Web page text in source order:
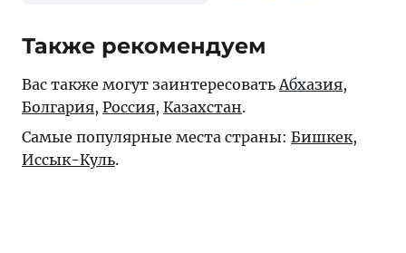
Также рекомендуем
Вас также могут заинтересоватьАбхазия,
Болгария, Россия, Казахстан.
Самые популярные места страны: Бишкек,
Иссык-Куль.